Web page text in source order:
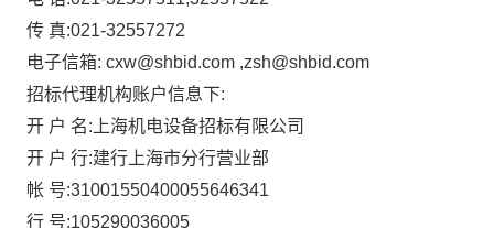
传 真:021-32557272
电子信箱: cxw@shbid.com ,zsh@shbid.com
招标代理机构账户信息下:
开 户 名:上海机电设备招标有限公司
开 户 行:建行上海市分行营业部
帐 号:31001550400055646341
行 号:105290036005